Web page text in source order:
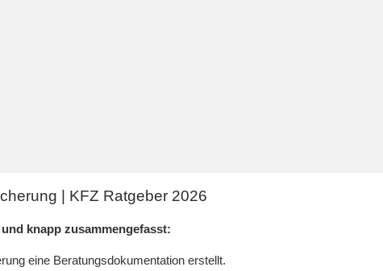
| KFZ Ratgeber 2026
knapp zusammengefasst:
eine Beratungsdokumentation erstellt.